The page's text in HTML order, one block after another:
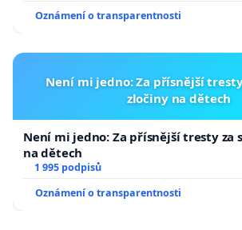
Oznámení o transparentnosti
Není mi jedno: Za přísnější
zločiny na dětech
Není mi jedno: Za přísnější tresty za
na dětech
1 995 podpisů
Oznámení o transparentnosti